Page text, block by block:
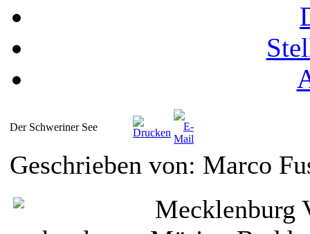
Der Schweriner See
Geschrieben von: Marco
Mecklenburg